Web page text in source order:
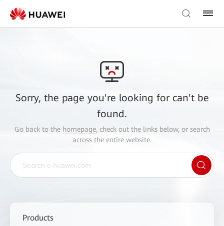
Sorry, the page you're looking for can't be
found.
Go back to the homepage, check out the links below, or search
across the entire website.
Products